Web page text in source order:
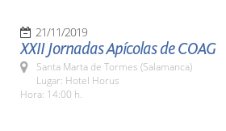
21/11/2019
XXII Jornadas Apícolas de COAG
Santa Marta de Tormes (Salamanca)
Lugar: Hotel Horus
Hora: 14:00 h.